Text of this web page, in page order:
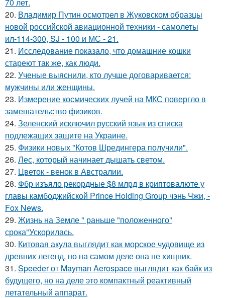
20. Владимир Путин осмотрел в Жуковском образцы
новой российской авиационной техники - самолеты
ил-114-300, SJ - 100 и МС - 21.
21. Исследование показало, что домашние кошки
стареют так же, как люди.
22. Ученые выяснили, кто лучше договаривается:
мужчины или женщины.
23. Измерение космических лучей на МКС повергло в
замешательство физиков.
24. Зеленский исключил русский язык из списка
подлежащих защите на Украине.
25. Физики новых "Котов Шредингера получили".
26. Лес, который начинает дышать светом.
27. Цветок - венок в Австралии.
28. Фбр изъяло рекордные $8 млрд в криптовалюте у
главы камбоджийской Prince Holding Group чэнь Чжи, -
Fox News.
29. Жизнь на Земле " раньше "положенного"
срока"Ускорилась.
30. Китовая акула выглядит как морское чудовище из
древних легенд, но на самом деле она не хищник.
31. Speeder от Mayman Aerospace выглядит как байк из
будущего, но на деле это компактный реактивный
летательный аппарат.